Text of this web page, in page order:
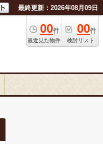
最終更新：2026年08月09日
00件
最近見た物件
00件
検討リスト